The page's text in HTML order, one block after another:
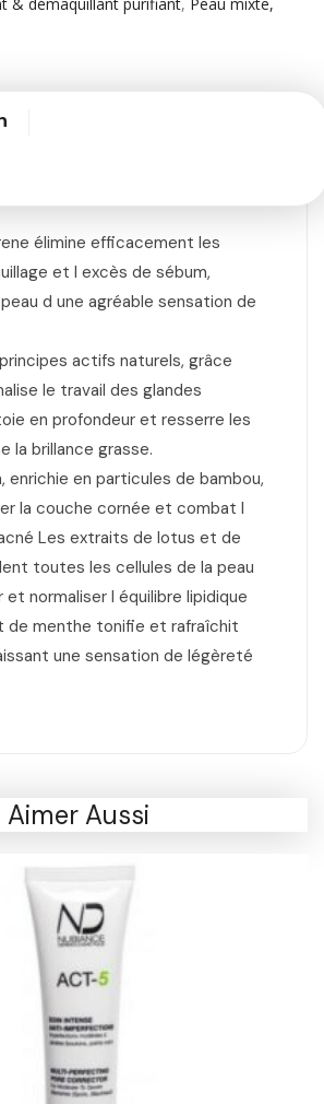
élimine efficacement les
et l excès de sébum,
d une agréable sensation de
actifs naturels, grâce
le travail des glandes
en profondeur et resserre les
la brillance grasse.
enrichie en particules de bambou,
la couche cornée et combat l
Les extraits de lotus et de
toutes les cellules de la peau
et normaliser l équilibre lipidique
de menthe tonifie et rafraîchit
une sensation de légèreté
Aimer Aussi